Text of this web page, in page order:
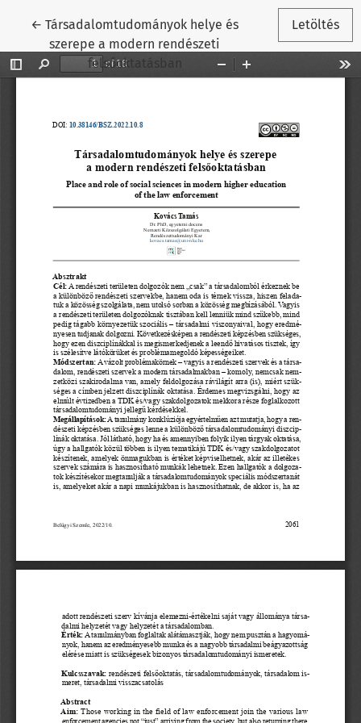
←Vissza a cikk részleteihez
Társadalomtudományok helye és
szerepe a modern rendészeti
felsőoktatásban
Letöltés